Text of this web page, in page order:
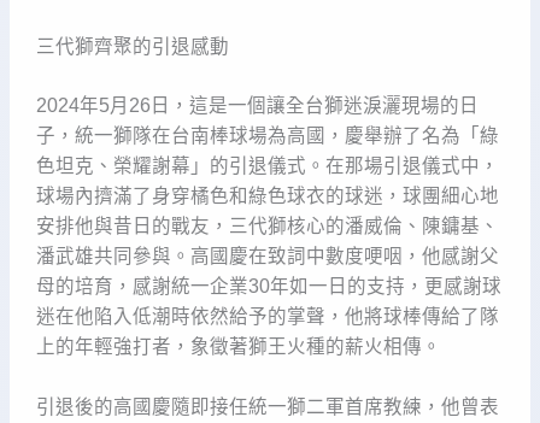
三代獅齊聚的引退感動
2024年5月26日，這是一個讓全台獅迷淚灑現場的日
子，統一獅隊在台南棒球場為高國，慶舉辦了名為「綠
色坦克、榮耀謝幕」的引退儀式。在那場引退儀式中，
球場內擠滿了身穿橘色和綠色球衣的球迷，球團細心地
安排他與昔日的戰友，三代獅核心的潘威倫、陳鏞基、
潘武雄共同參與。高國慶在致詞中數度哽咽，他感謝父
母的培育，感謝統一企業30年如一日的支持，更感謝球
迷在他陷入低潮時依然給予的掌聲，他將球棒傳給了隊
上的年輕強打者，象徵著獅王火種的薪火相傳。
引退後的高國慶隨即接任統一獅二軍首席教練，他曾表